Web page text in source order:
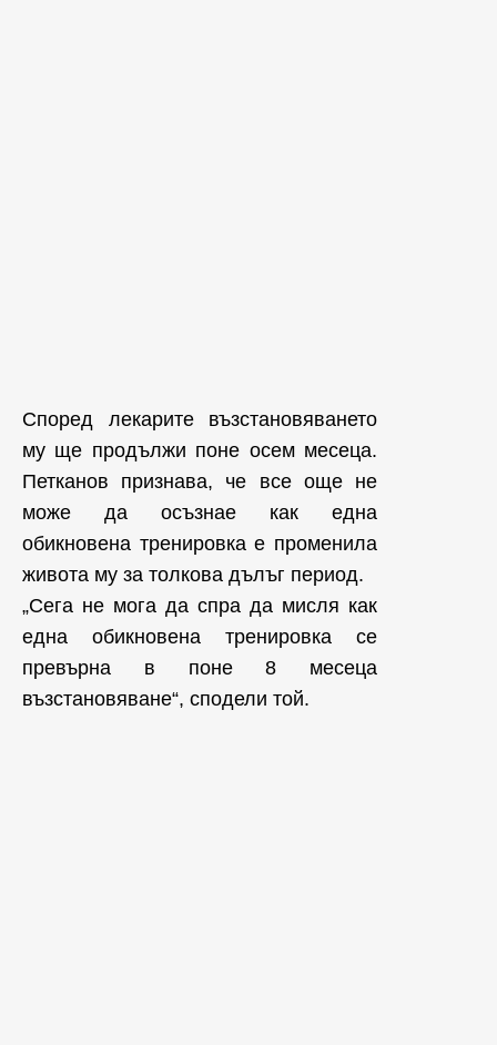
Според лекарите възстановяването
му ще продължи поне осем месеца.
Петканов признава, че все още не
може да осъзнае как една
обикновена тренировка е променила
живота му за толкова дълъг период.
„Сега не мога да спра да мисля как
една обикновена тренировка се
превърна в поне 8 месеца
възстановяване“, сподели той.